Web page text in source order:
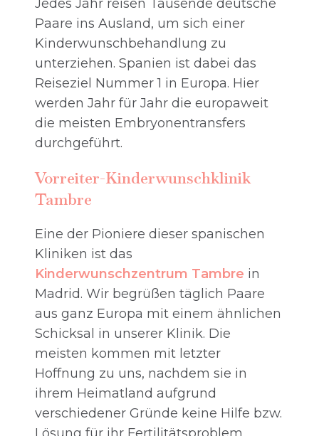
Jedes Jahr reisen Tausende deutsche
Paare ins Ausland, um sich einer
Kinderwunschbehandlung zu
unterziehen. Spanien ist dabei das
Reiseziel Nummer 1 in Europa. Hier
werden Jahr für Jahr die europaweit
die meisten Embryonentransfers
durchgeführt.
Vorreiter-Kinderwunschklinik
Tambre
Eine der Pioniere dieser spanischen
Kliniken ist das
Kinderwunschzentrum Tambre in
Madrid. Wir begrüßen täglich Paare
aus ganz Europa mit einem ähnlichen
Schicksal in unserer Klinik. Die
meisten kommen mit letzter
Hoffnung zu uns, nachdem sie in
ihrem Heimatland aufgrund
verschiedener Gründe keine Hilfe bzw.